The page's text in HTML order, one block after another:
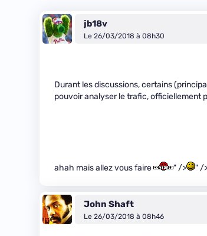
jb18v
Le 26/03/2018 à 08h30
Durant les discussions, certains
pouvoir analyser le trafic, officiellement
ahah mais allez vous faire " /> " /
John Shaft
Le 26/03/2018 à 08h46